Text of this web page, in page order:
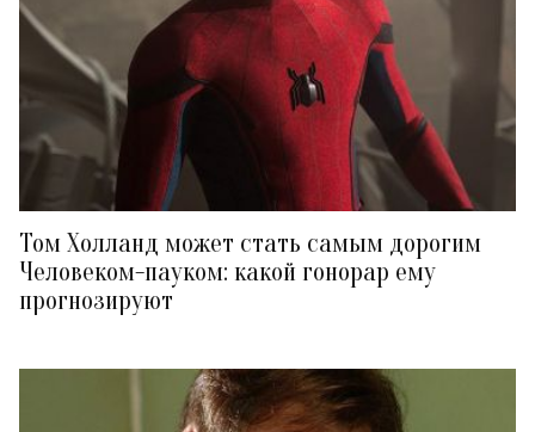
Том Холланд может стать самым дорогим
Человеком-пауком: какой гонорар ему
прогнозируют